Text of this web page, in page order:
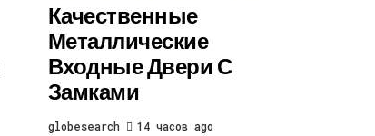
Качественные
Металлические
Входные Двери С
Замками
globesearch 14 часов ago